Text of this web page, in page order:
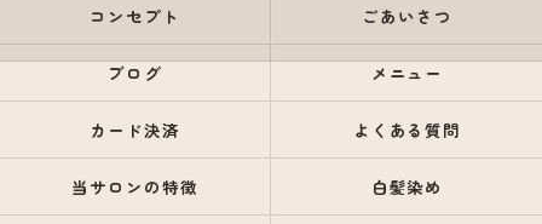
コンセプト ごあいさつ
ブログ メニュー
カード決済 よくある質問
当サロンの特徴 白髪染め